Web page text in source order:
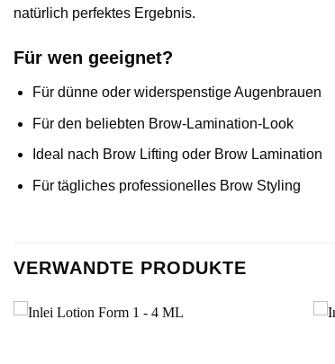
natürlich perfektes Ergebnis.
Für wen geeignet?
Für dünne oder widerspenstige Augenbrauen
Für den beliebten Brow-Lamination-Look
Ideal nach Brow Lifting oder Brow Lamination
Für tägliches professionelles Brow Styling
VERWANDTE PRODUKTE